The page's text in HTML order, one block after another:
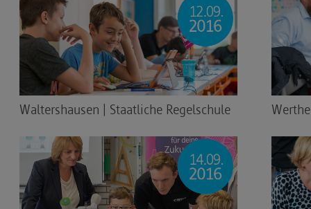
Waltershausen | Staatliche Regelschule